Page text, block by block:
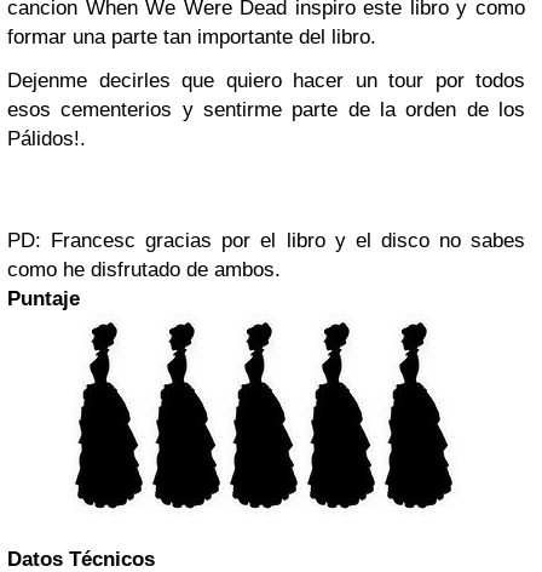
cancion When We Were Dead inspiro este libro y como
formar una parte tan importante del libro.
Dejenme decirles que quiero hacer un tour por todos
esos cementerios y sentirme parte de la orden de los
Pálidos!.
PD: Francesc gracias por el libro y el disco no sabes
como he disfrutado de ambos.
Puntaje
Datos Técnicos